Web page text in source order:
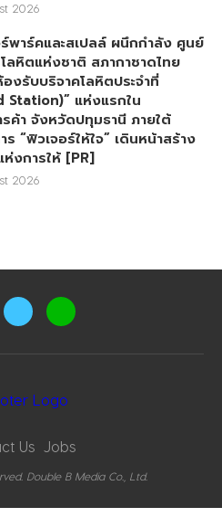
2026
พาร์คและสเปลล์ ผนึกกำลัง ศูนย์
ลหิตแห่งชาติ สภากาชาดไทย
องรับบริจาคโลหิตประจำที่
Station)” แห่งแรกใน
ค้า จังหวัดปทุมธานี ภายใต้
ร “ฟิวเจอร์ให้ใจ” เดินหน้าสร้าง
งการให้ [PR]
2026
Us Jobs
Double B Media Co., Ltd.